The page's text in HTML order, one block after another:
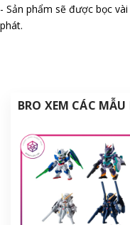
- Sản phẩm sẽ được bọc
phát.
BRO XEM CÁC